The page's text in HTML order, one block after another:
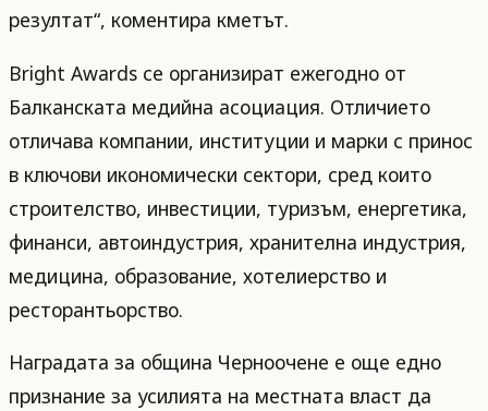
резултат“, коментира кметът.
Bright Awards се организират ежегодно от
Балканската медийна асоциация. Отличието
отличава компании, институции и марки с принос
в ключови икономически сектори, сред които
строителство, инвестиции, туризъм, енергетика,
финанси, автоиндустрия, хранителна индустрия,
медицина, образование, хотелиерство и
ресторантьорство.
Наградата за община Черноочене е още едно
признание за усилията на местната власт да